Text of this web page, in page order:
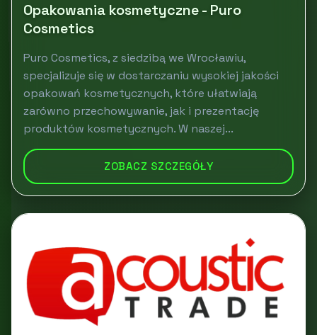
Opakowania kosmetyczne - Puro
Cosmetics
Puro Cosmetics, z siedzibą we Wrocławiu,
specjalizuje się w dostarczaniu wysokiej jakości
opakowań kosmetycznych, które ułatwiają
zarówno przechowywanie, jak i prezentację
produktów kosmetycznych. W naszej...
ZOBACZ SZCZEGÓŁY